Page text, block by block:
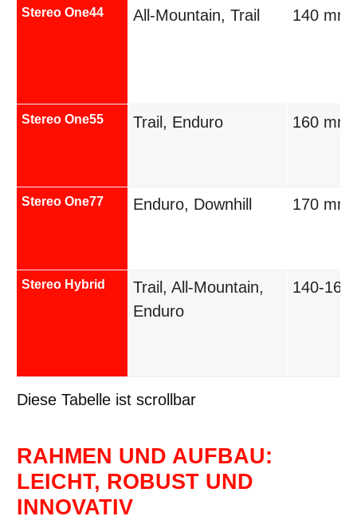
Stereo One44 All-Mountain, Trail 140 mm
Stereo One55 Trail, Enduro 160 mm
Stereo One77 Enduro, Downhill 170 mm
Stereo Hybrid
Trail, All-Mountain,
Enduro
140-160
Diese Tabelle ist scrollbar
RAHMEN UND AUFBAU:
LEICHT, ROBUST UND
INNOVATIV